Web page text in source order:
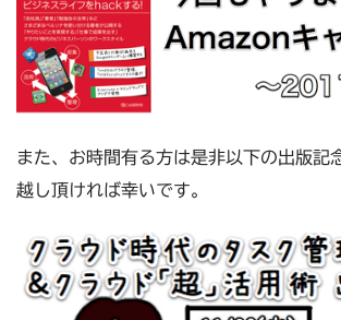
また、お時間有る方は是非以下の出版記
越し頂ければ幸いです。